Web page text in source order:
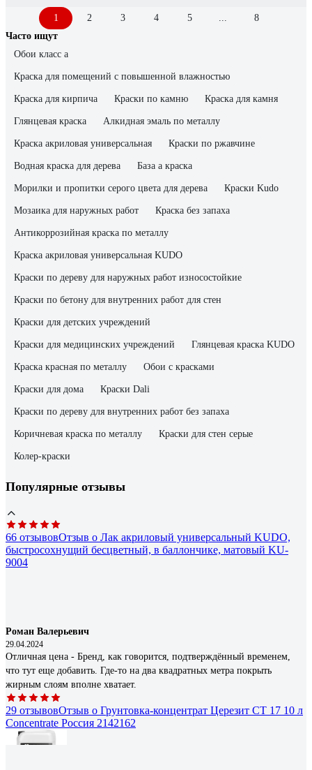
1 2 3 4 5 ...
8
Часто ищут
Обои класс а
Краска для помещений с повышенной влажностью
Краска для кирпича Краски по камню Краска для камня
Глянцевая краска Алкидная эмаль по металлу
Краска акриловая универсальная Краски по ржавчине
Водная краска для дерева База а краска
Морилки и пропитки серого цвета для дерева Краски Kudo
Мозаика для наружных работ Краска без запаха
Антикоррозийная краска по металлу
Краска акриловая универсальная KUDO
Краски по дереву для наружных работ износостойкие
Краски по бетону для внутренних работ для стен
Краски для детских учреждений
Краски для медицинских учреждений Глянцевая краска KUDO
Краска красная по металлу Обои с красками
Краски для дома Краски Dali
Краски по дереву для внутренних работ без запаха
Коричневая краска по металлу Краски для стен серые
Колер-краски
Популярные отзывы
66 отзывовОтзыв о Лак акриловый универсальный KUDO,
быстросохнущий бесцветный, в баллончике, матовый KU-
9004
Роман Валерьевич
29.04.2024
Отличная цена - Бренд, как говорится, подтверждённый временем,
что тут еще добавить. Где-то на два квадратных метра покрыть
жирным слоям вполне хватает.
29 отзывовОтзыв о Грунтовка-концентрат Церезит CT 17 10 л
Concentrate Россия 2142162